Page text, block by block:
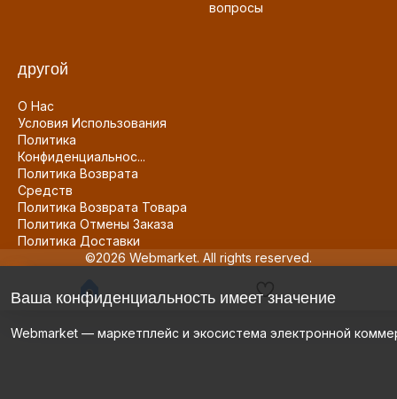
вопросы
другой
О Нас
Условия Использования
Политика
Конфиденциальнос...
Политика Возврата
Средств
Политика Возврата Товара
Политика Отмены Заказа
Политика Доставки
©2026 Webmarket. All rights reserved.
Ваша конфиденциальность имеет значение
Webmarket — маркетплейс и экосистема электронной